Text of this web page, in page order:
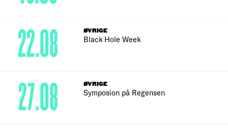
ØVRIGE
Black Hole Week
22.08
ØVRIGE
Symposion på Regensen
27.08